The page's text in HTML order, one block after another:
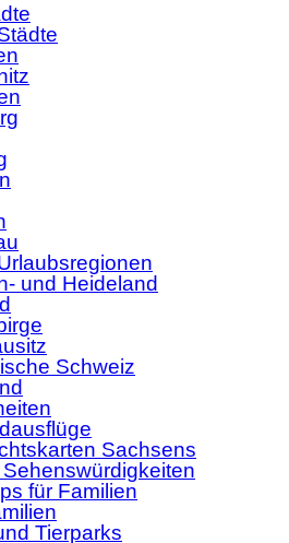
und Heideland
Schweiz
Sachsens
für Familien
Tierparks